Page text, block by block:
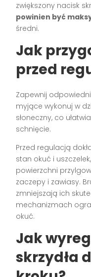
zwiększony nacisk
powinien być
średni.
Jak
przed
Zapewnij
myjące wykonuj w
słoneczny, co
schnięcie.
Przed regulacją
stan okuć i
powierzchni
zaczepy i zawiasy.
zmniejszają ich
mechanizmach
okuć.
Jak
skrzydła